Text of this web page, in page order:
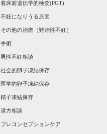
着床前遺伝学的検査(PGT)
不妊になりうる原因
その他の治療（難治性不妊）
手術
男性不妊相談
社会的卵子凍結保存
医学的卵子凍結保存
精子凍結保存
漢方相談­
プレコンセプションケア